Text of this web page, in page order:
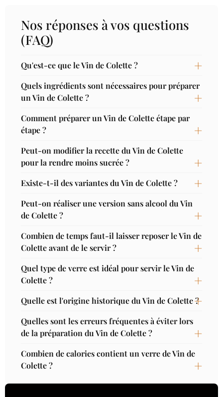
Nos réponses à vos questions
(FAQ)
Qu'est-ce que le Vin de Colette ?
Quels ingrédients sont nécessaires pour préparer
un Vin de Colette ?
Comment préparer un Vin de Colette étape par
étape ?
Peut-on modifier la recette du Vin de Colette
pour la rendre moins sucrée ?
Existe-t-il des variantes du Vin de Colette ?
Peut-on réaliser une version sans alcool du Vin
de Colette ?
Combien de temps faut-il laisser reposer le Vin de
Colette avant de le servir ?
Quel type de verre est idéal pour servir le Vin de
Colette ?
Quelle est l'origine historique du Vin de Colette ?
Quelles sont les erreurs fréquentes à éviter lors
de la préparation du Vin de Colette ?
Combien de calories contient un verre de Vin de
Colette ?